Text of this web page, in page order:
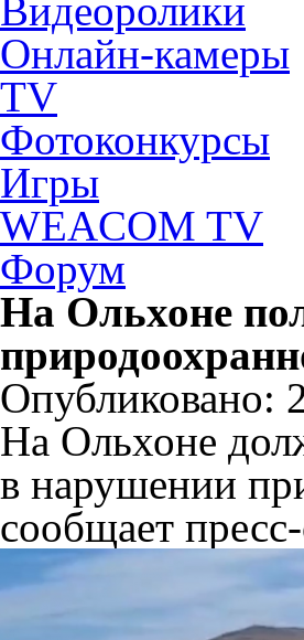
Видеоролики
Онлайн-камеры
TV
Фотоконкурсы
Игры
WEACOM TV
Форум
На Ольхоне
Опубликовано:
На Ольхоне
в нарушении
сообщает